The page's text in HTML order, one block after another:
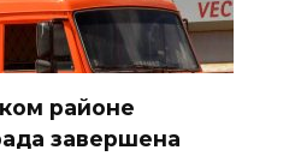
районе
завершена